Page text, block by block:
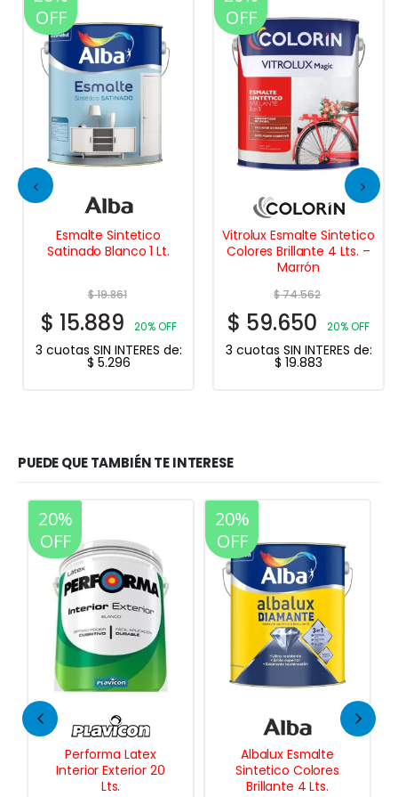
OFF
Esmalte Sintetico
Satinado Blanco 1 Lt.
$19.861
$ 15.889 20% OFF
3 cuotas SIN INTERES de:
$ 5.296
OFF
Vitrolux Esmalte Sintetico
Colores Brillante 4 Lts. –
Marrón
$74.562
$ 59.650 20% OFF
3 cuotas SIN INTERES de:
$ 19.883
PUEDE QUE TAMBIÉN TE INTERESE
20%
OFF
Albalux Esmalte
Sintetico Colores
Brillante 4 Lts.
20%
OFF
Smart Paint Primer
Anticorrosivo en
Aerosol 350 Cc.